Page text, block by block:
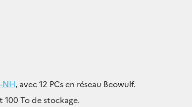
NH, avec 12 PCs en réseau Beowulf.
To de stockage.